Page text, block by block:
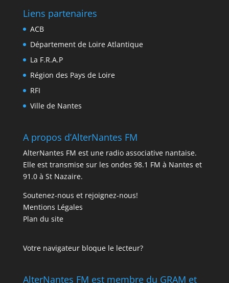
Liens partenaires
ACB
Département de Loire Atlantique
La F.R.A.P
Région des Pays de Loire
RFI
Ville de Nantes
A propos d’AlterNantes FM
AlterNantes FM est une radio associative nantaise.
Elle est transmise sur les ondes 98.1 FM à Nantes et
91.0 à St Nazaire.
Soutenez-nous et rejoignez-nous!
Mentions Légales
Plan du site
Votre navigateur bloque le lecteur?
AlterNantes FM est membre du GRAM et